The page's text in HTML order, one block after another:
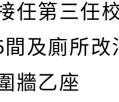
任第三任
及廁所改
牆乙座